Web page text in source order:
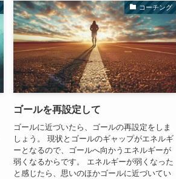
コーチング
ゴールを再設定して
ゴールに近づいたら、ゴールの再設定をしま
しょう。 現状とゴールのギャップがエネルギ
ーとなるので、ゴールへ向かうエネルギーが
弱くなるからです。 エネルギーが弱くなった
と感じたら、思いのほかゴールに近づいてい